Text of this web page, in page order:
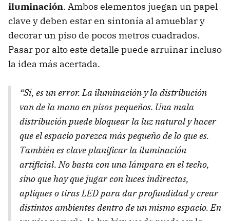
iluminación. Ambos elementos juegan un papel
clave y deben estar en sintonía al amueblar y
decorar un piso de pocos metros cuadrados.
Pasar por alto este detalle puede arruinar incluso
la idea más acertada.
“Sí, es un error. La iluminación y la distribución
van de la mano en pisos pequeños. Una mala
distribución puede bloquear la luz natural y hacer
que el espacio parezca más pequeño de lo que es.
También es clave planificar la iluminación
artificial. No basta con una lámpara en el techo,
sino que hay que jugar con luces indirectas,
apliques o tiras LED para dar profundidad y crear
distintos ambientes dentro de un mismo espacio. En